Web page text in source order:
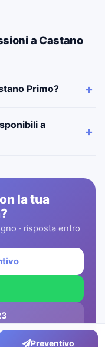
a Castano
Primo?
a
la tua
· risposta entro
Preventivo